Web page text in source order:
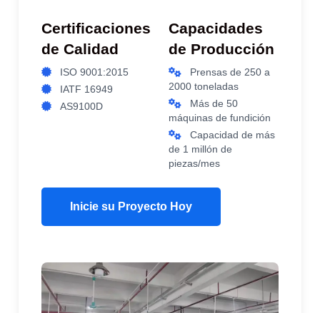
Certificaciones
de Calidad
ISO 9001:2015
IATF 16949
AS9100D
Capacidades
de Producción
Prensas de 250 a
2000 toneladas
Más de 50
máquinas de fundición
Capacidad de más
de 1 millón de
piezas/mes
Inicie su Proyecto Hoy